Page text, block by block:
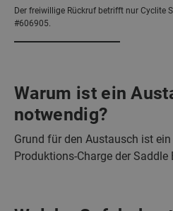
Der freiwillige Rückruf betrifft nur Cyclite
#606905.
Warum ist ein
notwendig?
Grund für den Austausch ist
Produktions-Charge der Saddle